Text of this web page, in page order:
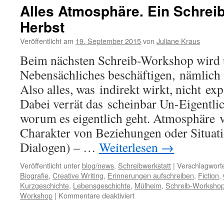
Alles Atmosphäre. Ein
Herbst
Veröffentlicht am 19. September 2015von Juliane Kraus
Beim nächsten Schreib-Workshop wird
Nebensächliches beschäftigen,
Also alles, was indirekt wirkt, nicht
Dabei verrät das scheinbar Un-
worum es eigentlich geht.
Charakter von Beziehungen oder
Dialogen) – … Weiterlesen →
Veröffentlicht unterblog/news, Schreibwerkstatt |
Biografie, Creative Writing, Erinnerungen aufschreiben, Fiction,
Kurzgeschichte, Lebensgeschichte, Mülheim, Schreib-
Workshop | Kommentare deaktiviertfür